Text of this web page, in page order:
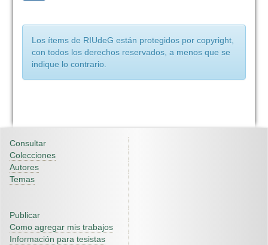
Los ítems de RIUdeG están protegidos por copyright,
con todos los derechos reservados, a menos que se
indique lo contrario.
Consultar
Colecciones
Autores
Temas
Publicar
Como agregar mis trabajos
Información para tesistas